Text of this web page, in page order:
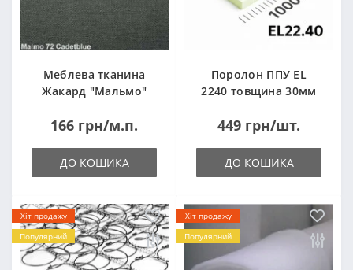
Меблева тканина
Жакард "Мальмо"
166 грн/м.п.
ДО КОШИКА
Поролон ППУ EL
2240 товщина 30мм
(1000x2000мм)
449 грн/шт.
ДО КОШИКА
Хіт продажу
Популярний
Хіт продажу
Популярний